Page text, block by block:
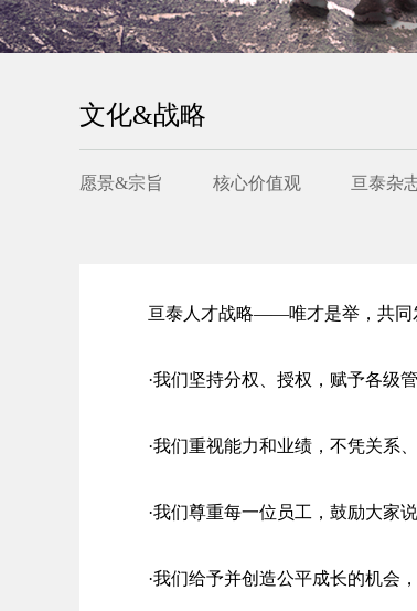
文化&战略
愿景&宗旨 核心价值观 亘泰杂
亘泰人才战略——唯才是举，共同
·我们坚持分权、授权，赋予各级管
·我们重视能力和业绩，不凭关系、
·我们尊重每一位员工，鼓励大家说
·我们给予并创造公平成长的机会，